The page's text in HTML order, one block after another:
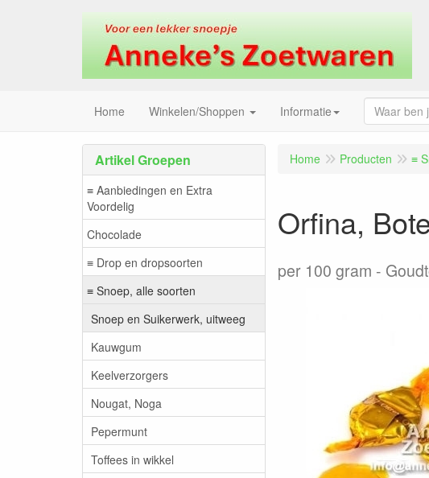
Home Winkelen/Shoppen Informatie
Artikel Groepen
≡ Aanbiedingen en Extra
Voordelig
Chocolade
≡ Drop en dropsoorten
≡ Snoep, alle soorten
Snoep en Suikerwerk, uitweeg
Kauwgum
Keelverzorgers
Nougat, Noga
Pepermunt
Toffees in wikkel
Home Producten ≡
Orfina,
per 100 gram